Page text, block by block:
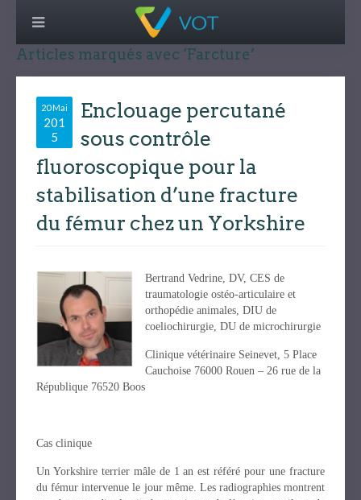
Articles marqués avec ‘Farcture’
20 Mai
201
5
Enclouage percutané
sous contrôle
fluoroscopique pour la
stabilisation d’une fracture
du fémur chez un Yorkshire
Bertrand Vedrine, DV, CES de
traumatologie ostéo-articulaire et
orthopédie animales, DIU de
coeliochirurgie, DU de microchirurgie
Clinique vétérinaire Seinevet, 5 Place
Cauchoise 76000 Rouen – 26 rue de la
République 76520 Boos
Cas clinique
Un Yorkshire terrier mâle de 1 an est référé pour une fracture
du fémur intervenue le jour même. Les radiographies montrent